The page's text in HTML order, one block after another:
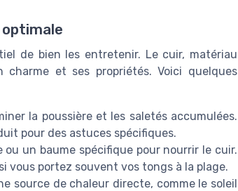
de bien les entretenir. Le cuir, matériau
et ses propriétés. Voici quelques
la poussière et les saletés accumulées.
pour des astuces spécifiques.
un baume spécifique pour nourrir le cuir.
vous portez souvent vos tongs à la plage.
source de chaleur directe, comme le soleil